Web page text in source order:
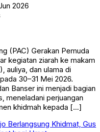
2026
(PAC) Gerakan Pemuda
kegiatan ziarah ke makam
auliya, dan ulama di
30–31 Mei 2026.
Banser ini menjadi bagian
meneladani perjuangan
khidmah kepada […]